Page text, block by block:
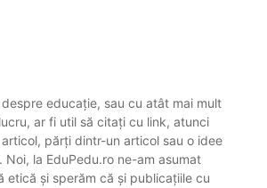
educație, sau cu atât mai mult
ar fi util să citați cu link, atunci
părți dintr-un articol sau o idee
la EduPedu.ro ne-am asumat
etică și sperăm că și publicațiile cu